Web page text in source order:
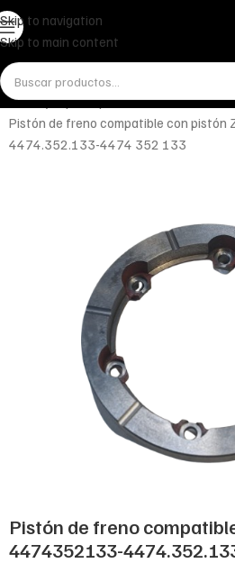
Skip to navigation
Skip to main content
InicioEjes y ComponentesFrenos
Pistón de freno compatible con pistón
4474.352.133-4474 352 133
Pistón de freno
4474352133-